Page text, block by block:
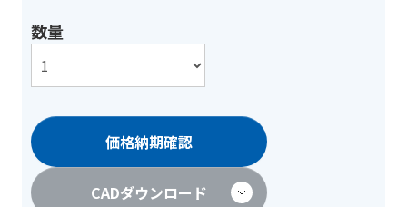
数量
価格納期確認
CADダウンロード